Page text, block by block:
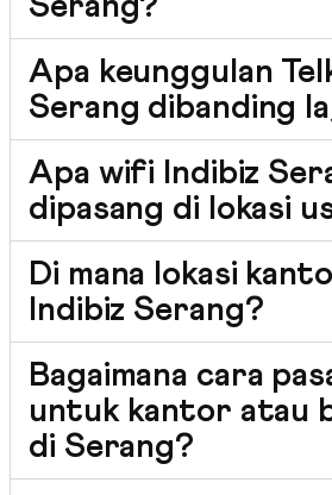
Serang?
Apa keunggulan
Serang dibanding
Apa wifi Indibiz
dipasang di lokasi
Di mana lokasi
Indibiz Serang?
Bagaimana cara
untuk kantor atau
di Serang?